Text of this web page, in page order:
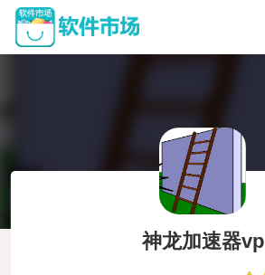
神龙加速器vp